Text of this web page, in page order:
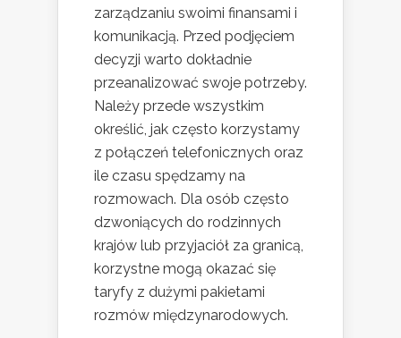
zarządzaniu swoimi finansami i
komunikacją. Przed podjęciem
decyzji warto dokładnie
przeanalizować swoje potrzeby.
Należy przede wszystkim
określić, jak często korzystamy
z połączeń telefonicznych oraz
ile czasu spędzamy na
rozmowach. Dla osób często
dzwoniących do rodzinnych
krajów lub przyjaciół za granicą,
korzystne mogą okazać się
taryfy z dużymi pakietami
rozmów międzynarodowych.